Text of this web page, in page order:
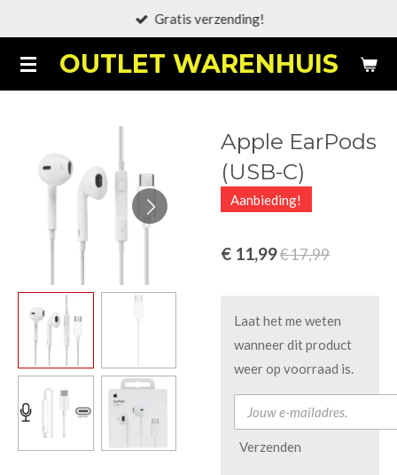
naar
de
OUTLET WARENHUIS
Gratis verzending!
Apple EarPods
(USB-C)
Aanbieding!
€ 11,99€ 17,99
Laat het me weten
wanneer dit product
weer op voorraad is.
Verzenden